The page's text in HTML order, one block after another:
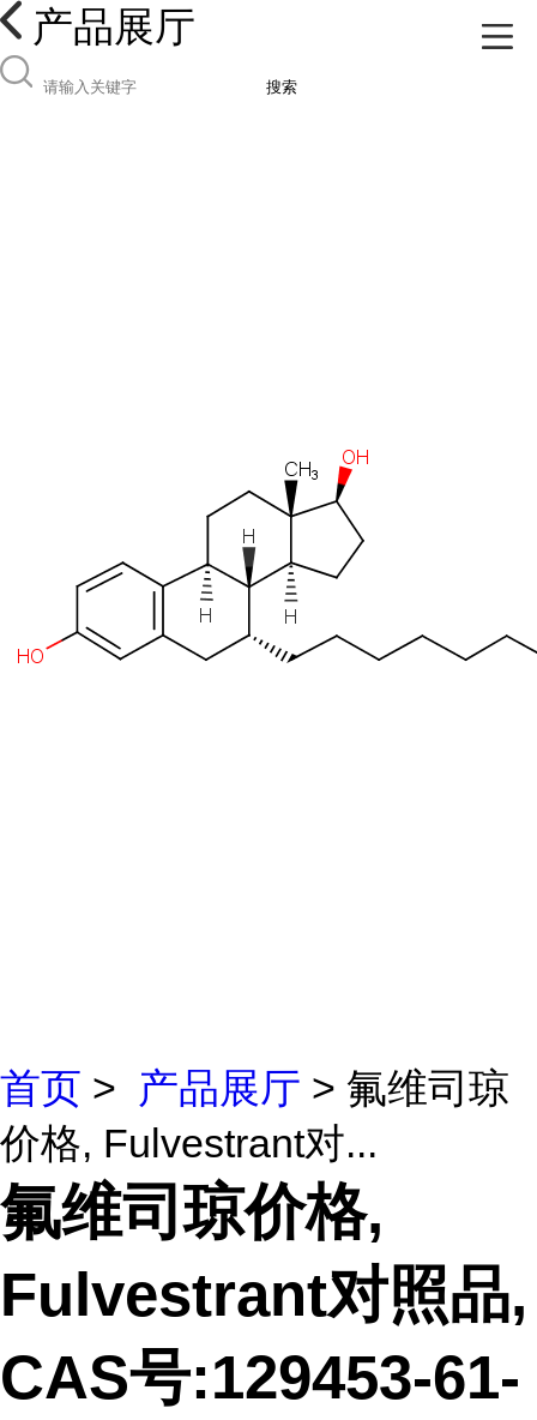
产品展厅
搜索
首页 > 产品展厅 > 氟维司琼
价格, Fulvestrant对...
氟维司琼价格,
Fulvestrant对照品,
CAS号:129453-61-